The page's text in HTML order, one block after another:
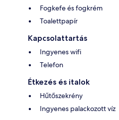
Fogkefe és fogkrém
Toalettpapír
Kapcsolattartás
Ingyenes wifi
Telefon
Étkezés és italok
Hűtőszekrény
Ingyenes palackozott víz